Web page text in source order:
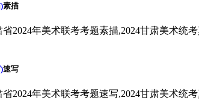
素描
2024年美术联考考题素描,2024甘肃美术统考
速写
2024年美术联考考题速写,2024甘肃美术统考